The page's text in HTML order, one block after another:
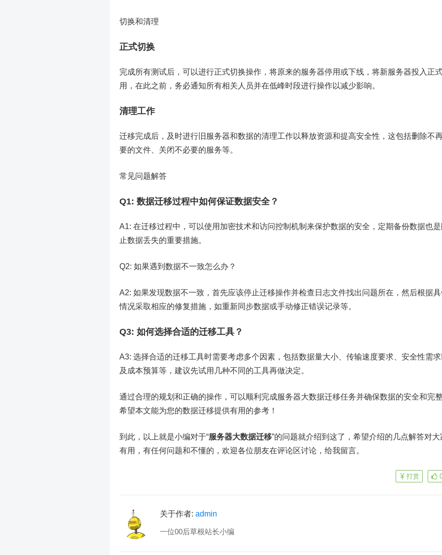
切换和清理
正式切换
完成所有测试后，可以进行正式切换操作，将原来的服务器停用或下线，将新服务器投入正
用，在此之前，务必通知所有相关人员并在低峰时段进行操作以减少影响。
清理工作
迁移完成后，及时进行旧服务器和数据的清理工作以释放资源和提高安全性，这包括删除不
要的文件、关闭不必要的服务等。
常见问题解答
Q1: 数据迁移过程中如何保证数据安全？
A1: 在迁移过程中，可以使用加密技术和访问控制机制来保护数据的安全，定期备份数据也
止数据丢失的重要措施。
Q2: 如果遇到数据不一致怎么办？
A2: 如果发现数据不一致，首先应该停止迁移操作并检查日志文件找出问题所在，然后根据
情况采取相应的修复措施，如重新同步数据或手动修正错误记录等。
Q3: 如何选择合适的迁移工具？
A3: 选择合适的迁移工具时需要考虑多个因素，包括数据量大小、传输速度要求、安全性需求
及成本预算等，建议先试用几种不同的工具再做决定。
通过合理的规划和正确的操作，可以顺利完成服务器大数据迁移任务并确保数据的安全和完整
希望本文能为您的数据迁移提供有用的参考！
到此，以上就是小编对于“服务器大数据迁移”的问题就介绍到这了，希望介绍的几点解答对大
有用，有任何问题和不懂的，欢迎各位朋友在评论区讨论，给我留言。
打赏
关于作者: admin
一位00后草根站长小编